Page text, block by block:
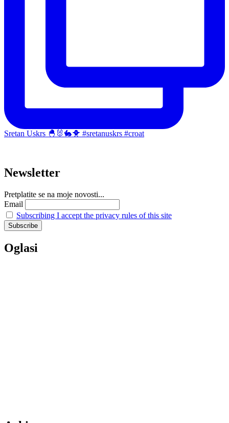
Sretan Uskrs 🐣🐰🐇🐥 #sretanuskrs #croat
Newsletter
Pretplatite se na moje novosti...
Email
Subscribing I accept the privacy rules of this site
Oglasi